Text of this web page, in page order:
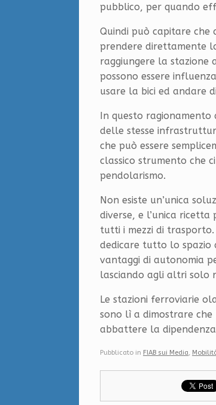
pubblico, per quando
Quindi può capitare che
prendere direttamente
raggiungere la stazione
possono essere
usare la bici ed andare
In questo ragionamento
delle stesse
che può essere
classico strumento che
pendolarismo.
Non esiste un’unica
diverse, e l’unica
tutti i mezzi di
dedicare tutto lo spazio
vantaggi di autonomia
lasciando agli altri solo
Le stazioni ferroviarie
sono lì a dimostrare
abbattere la
Pubblicato in FIAB sui Media